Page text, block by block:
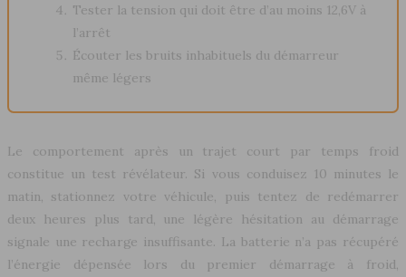
Tester la tension qui doit être d’au moins 12,6V à
l’arrêt
Écouter les bruits inhabituels du démarreur
même légers
Le comportement après un trajet court par temps froid
constitue un test révélateur. Si vous conduisez 10 minutes le
matin, stationnez votre véhicule, puis tentez de redémarrer
deux heures plus tard, une légère hésitation au démarrage
signale une recharge insuffisante. La batterie n’a pas récupéré
l’énergie dépensée lors du premier démarrage à froid,